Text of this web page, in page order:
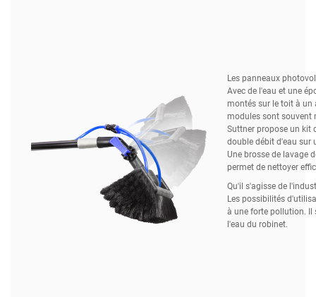
Les panneaux
Avec de l'eau et une
montés sur le toit à un
modules sont souvent
Suttner propose un kit
double débit d'eau sur
Une brosse de lavage
permet de nettoyer
Qu'il s'agisse de
Les possibilités
à une forte pollution. Il
l'eau du robinet.